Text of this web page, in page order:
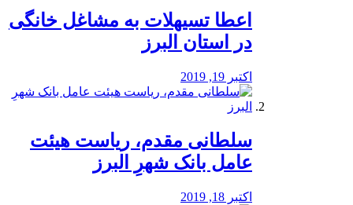
️اعطا تسیهلات به مشاغل خانگی
در استان البرز
اکتبر 19, 2019
سلطانی مقدم، ریاست هیئت
عامل بانک شهرِ البرز
اکتبر 18, 2019